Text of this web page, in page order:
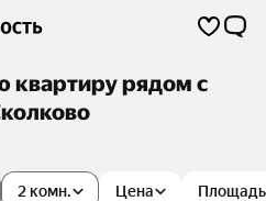
квартиру рядом с
2 комн. Цена Площадь